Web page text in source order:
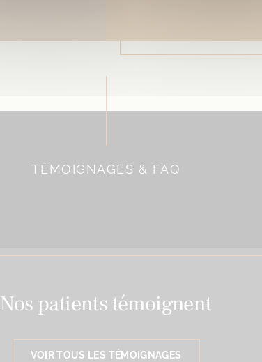
TÉMOIGNAGES & FAQ
Nos patients témoignent
VOIR TOUS LES TÉMOIGNAGES